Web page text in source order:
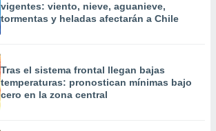
vigentes: viento, nieve, aguanieve,
tormentas y heladas afectarán a Chile
Tras el sistema frontal llegan bajas
temperaturas: pronostican mínimas bajo
cero en la zona central